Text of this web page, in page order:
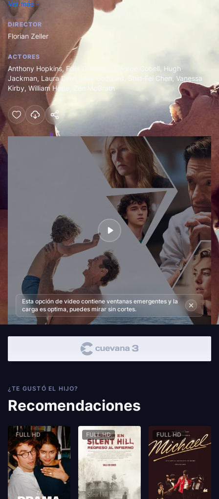
distante, y que acaba de abandonar la escuela.
Ver más
DIRECTOR
Florian Zeller
ACTORES
Anthony Hopkins,Felix Goddard George Cobell Hugh
Jackman, Laura Dern Max Goddard Shin-Fei Chen Vanessa
Kirby, William Hope Zen McGrath
Esta opción de video contiene ventanas emergentes y la
carga es optima, puedes mirar sin cortes.
¿TE GUSTÓ EL HIJO?
Recomendaciones
FULL HD FULL HD FULL HD